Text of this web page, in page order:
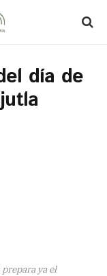
día de
ya el